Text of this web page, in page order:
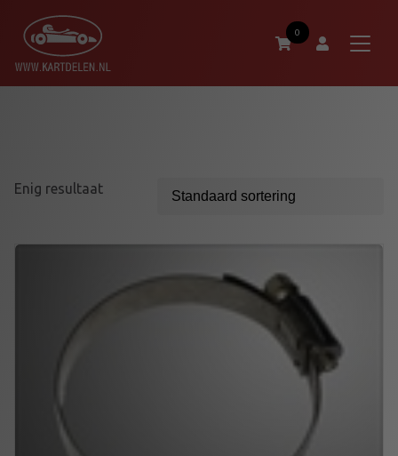
0
Enig resultaat